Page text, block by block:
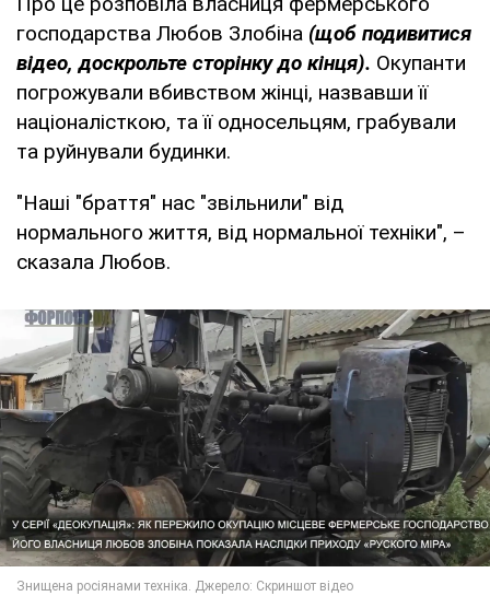
господарства Любов Злобіна (щоб подивитися
відео, доскрольте сторінку до кінця). Окупанти
погрожували вбивством жінці, назвавши її
націоналісткою, та її односельцям, грабували
та руйнували будинки.
"Наші "браття" нас "звільнили" від
нормального життя, від нормальної техніки", –
сказала Любов.